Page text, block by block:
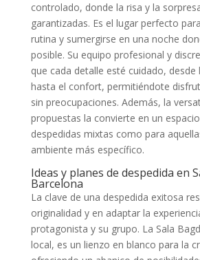
controlado, donde la risa y la
garantizadas. Es el lugar perfecto
rutina y sumergirse en una noche
posible. Su equipo profesional y
que cada detalle esté cuidado, desde
hasta el confort, permitiéndote
sin preocupaciones. Además, la
propuestas la convierte en un
despedidas mixtas como para
ambiente más específico.
Ideas y planes de despedida en
Barcelona
La clave de una despedida exitosa
originalidad y en adaptar la
protagonista y su grupo. La Sala
local, es un lienzo en blanco para la